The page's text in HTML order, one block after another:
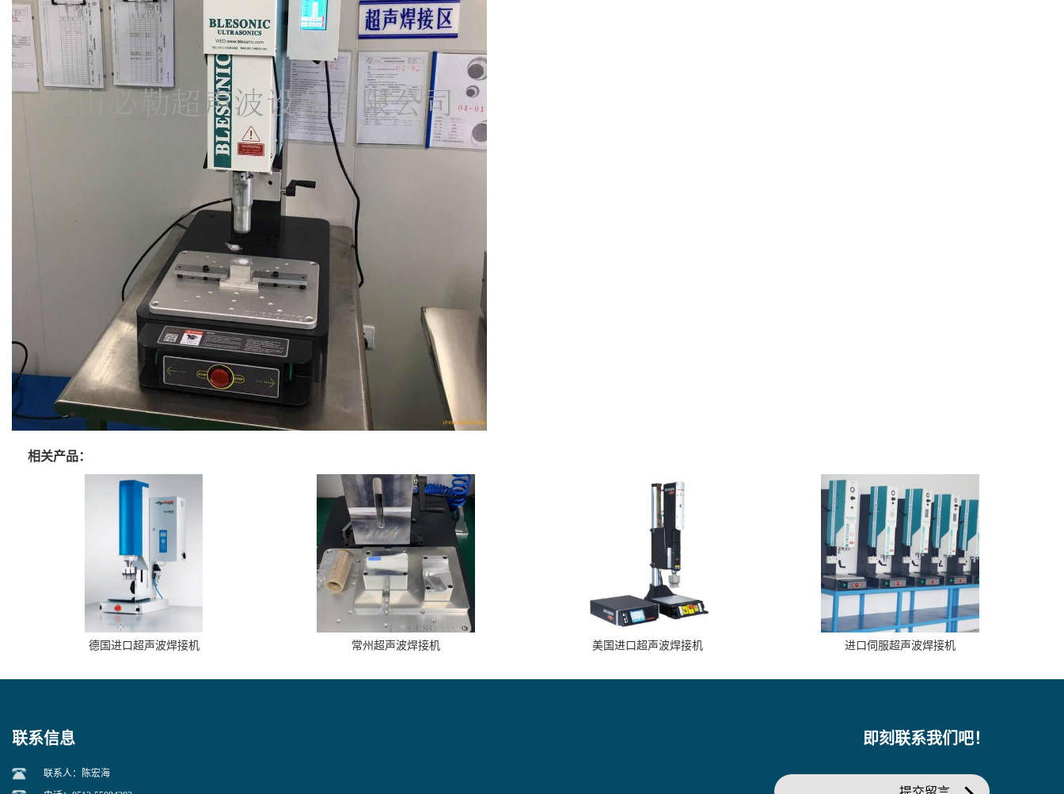
相关产品：
德国进口超声波焊接机 常州超声波焊接机 美国进口超声波焊接机 进口伺服超声波焊接机
联系信息
联系人：陈宏海
即刻联系我们吧！